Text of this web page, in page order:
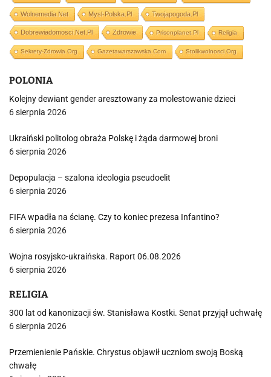
Wolnemedia.net Mysl-Polska.pl Twojapogoda.pl
Dobrewiadomosci.net.pl Zdrowie Prisonplanet.pl Religia
Sekrety-Zdrowia.org Gazetawarszawska.com Stolikwolnosci.org
POLONIA
Kolejny dewiant gender aresztowany za molestowanie dzieci
6 sierpnia 2026
Ukraiński politolog obraża Polskę i żąda darmowej broni
6 sierpnia 2026
Depopulacja – szalona ideologia pseudoelit
6 sierpnia 2026
FIFA wpadła na ścianę. Czy to koniec prezesa Infantino?
6 sierpnia 2026
Wojna rosyjsko-ukraińska. Raport 06.08.2026
6 sierpnia 2026
RELIGIA
300 lat od kanonizacji św. Stanisława Kostki. Senat przyjął uchwałę
6 sierpnia 2026
Przemienienie Pańskie. Chrystus objawił uczniom swoją Boską
chwałę